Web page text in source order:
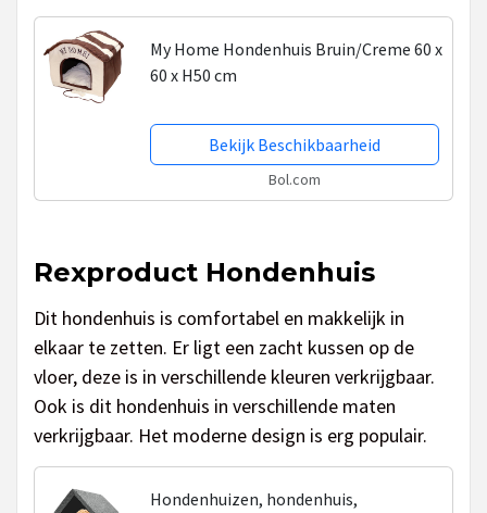
My Home Hondenhuis Bruin/Creme 60 x
60 x H50 cm
Bekijk Beschikbaarheid
Bol.com
Rexproduct Hondenhuis
Dit hondenhuis is comfortabel en makkelijk in
elkaar te zetten. Er ligt een zacht kussen op de
vloer, deze is in verschillende kleuren verkrijgbaar.
Ook is dit hondenhuis in verschillende maten
verkrijgbaar. Het moderne design is erg populair.
Hondenhuizen, hondenhuis,